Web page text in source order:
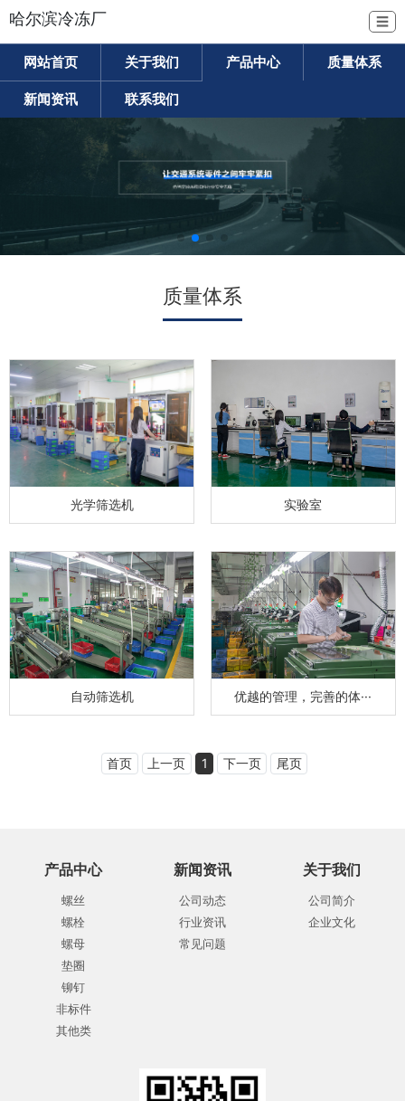
哈尔滨冷冻厂 ☰
网站首页 关于我们 产品中心 质量体系
新闻资讯 联系我们
质量体系
光学筛选机 实验室
自动筛选机 优越的管理，完善的体···
首页 上一页 1 下一页 尾页
产品中心
螺丝
螺栓
螺母
垫圈
铆钉
非标件
其他类
新闻资讯
公司动态
行业资讯
常见问题
关于我们
公司简介
企业文化